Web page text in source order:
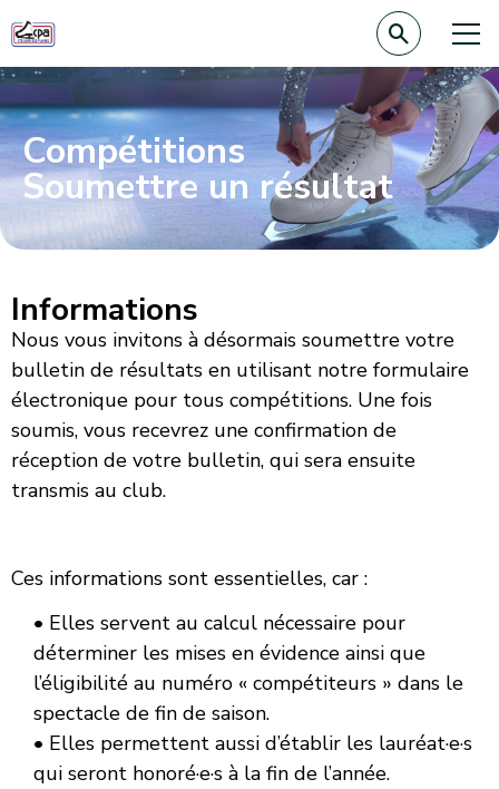
Compétitions
Soumettre un résultat
Informations
Nous vous invitons à désormais soumettre votre
bulletin de résultats en utilisant notre formulaire
électronique pour tous compétitions. Une fois
soumis, vous recevrez une confirmation de
réception de votre bulletin, qui sera ensuite
transmis au club.
Ces informations sont essentielles, car :
• Elles servent au calcul nécessaire pour
déterminer les mises en évidence ainsi que
l’éligibilité au numéro « compétiteurs » dans le
spectacle de fin de saison.
• Elles permettent aussi d’établir les lauréat·e·s
qui seront honoré·e·s à la fin de l’année.